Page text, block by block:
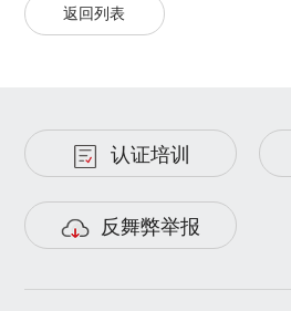
返回列表
认证培训
反舞弊举报